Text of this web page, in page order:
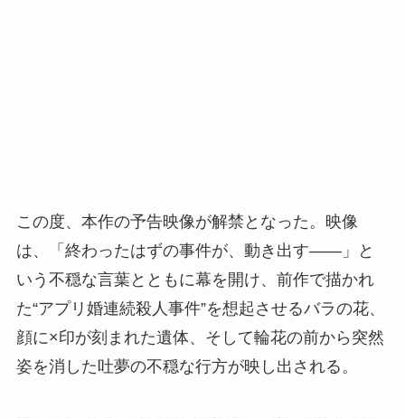
この度、本作の予告映像が解禁となった。映像
は、「終わったはずの事件が、動き出す――」と
いう不穏な言葉とともに幕を開け、前作で描かれ
た“アプリ婚連続殺人事件”を想起させるバラの花、
顔に×印が刻まれた遺体、そして輪花の前から突然
姿を消した吐夢の不穏な行方が映し出される。